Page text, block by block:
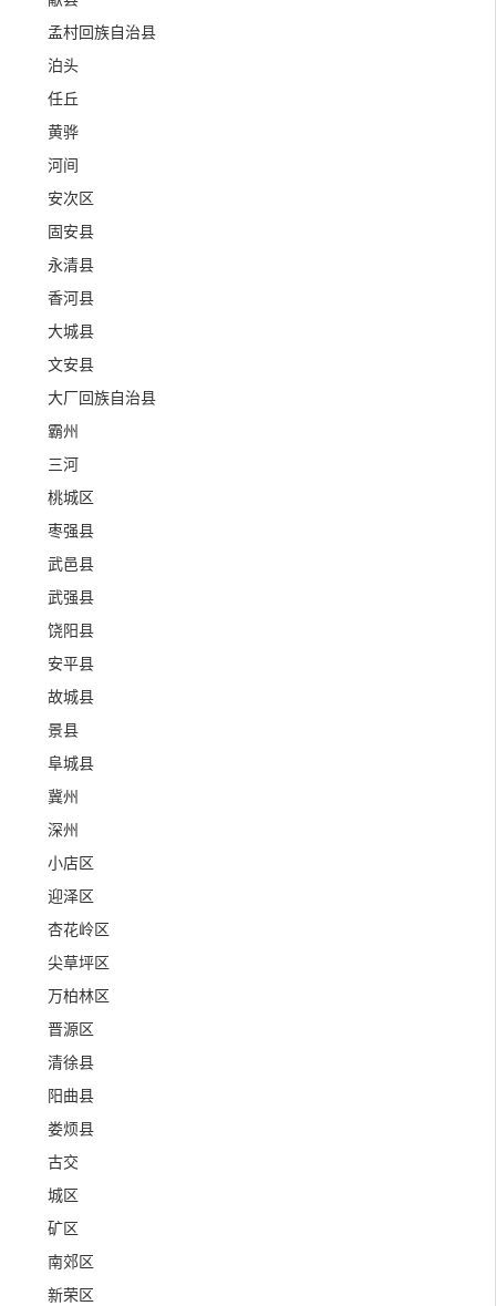
孟村回族自治县
泊头
任丘
黄骅
河间
安次区
固安县
永清县
香河县
大城县
文安县
大厂回族自治县
霸州
三河
桃城区
枣强县
武邑县
武强县
饶阳县
安平县
故城县
景县
阜城县
冀州
深州
小店区
迎泽区
杏花岭区
尖草坪区
万柏林区
晋源区
清徐县
阳曲县
娄烦县
古交
城区
矿区
南郊区
新荣区